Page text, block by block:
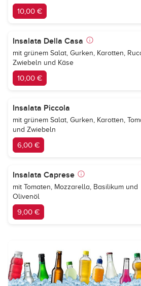
10,00 €
Insalata Della Casa
mit grünem Salat, Gurken, Karotten,
Zwiebeln und Käse
10,00 €
Insalata Piccola
mit grünem Salat, Gurken, Karotten,
und Zwiebeln
6,00 €
Insalata Caprese
mit Tomaten, Mozzarella, Basilikum und
Olivenöl
9,00 €